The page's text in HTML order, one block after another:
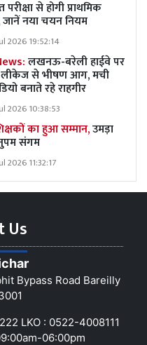
से होगी प्राथमिक
जानें नया चयन नियम
2026 19:52:14
लखनऊ-बरेली हाईवे पर
लीकेज से भीषण आग, मची
बनाते रहे राहगीर
2026 10:38:53
का हुआ सम्मान,उमड़ा
संगम
2026 11:32:17
Us
Bypass Road Bareilly
LKO : 0522-4008111
06:00pm